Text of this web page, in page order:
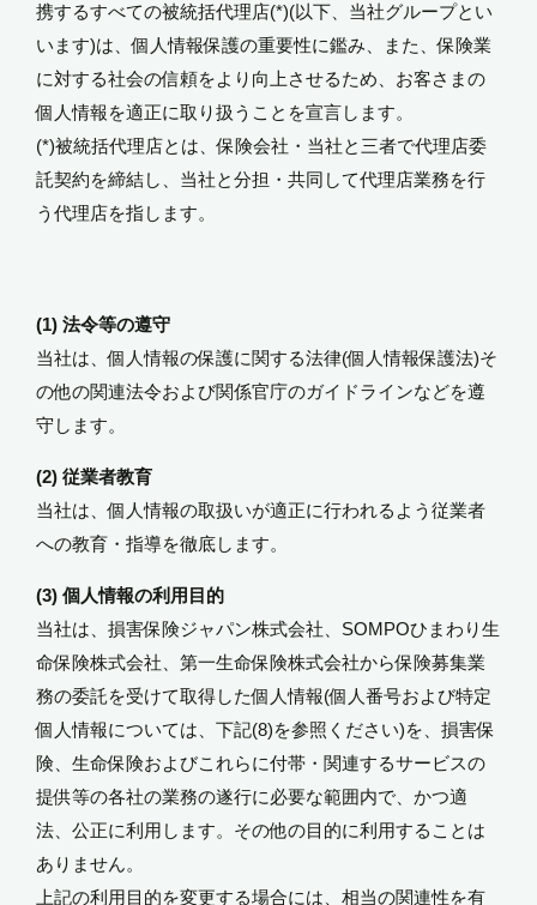
携するすべての被統括代理店(*)(以下、当社グループとい
います)は、個人情報保護の重要性に鑑み、また、保険業
に対する社会の信頼をより向上させるため、お客さまの
個人情報を適正に取り扱うことを宣言します。
(*)被統括代理店とは、保険会社・当社と三者で代理店委
託契約を締結し、当社と分担・共同して代理店業務を行
う代理店を指します。
(1) 法令等の遵守
当社は、個人情報の保護に関する法律(個人情報保護法)そ
の他の関連法令および関係官庁のガイドラインなどを遵
守します。
(2) 従業者教育
当社は、個人情報の取扱いが適正に行われるよう従業者
への教育・指導を徹底します。
(3) 個人情報の利用目的
当社は、損害保険ジャパン株式会社、SOMPOひまわり生
命保険株式会社、第一生命保険株式会社から保険募集業
務の委託を受けて取得した個人情報(個人番号および特定
個人情報については、下記(8)を参照ください)を、損害保
険、生命保険およびこれらに付帯・関連するサービスの
提供等の各社の業務の遂行に必要な範囲内で、かつ適
法、公正に利用します。その他の目的に利用することは
ありません。
上記の利用目的を変更する場合には、相当の関連性を有